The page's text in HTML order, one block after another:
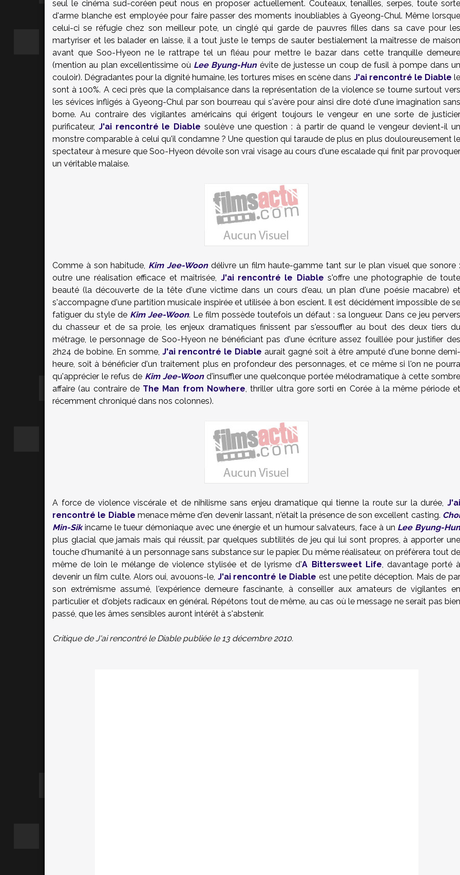
seul le cinéma sud-coréen peut nous en proposer actuellement. Couteaux, tenailles, serpes, toute sorte
d'arme blanche est employée pour faire passer des moments inoubliables à Gyeong-Chul. Même lorsque
celui-ci se réfugie chez son meilleur pote, un cinglé qui garde de pauvres filles dans sa cave pour les
martyriser et les balader en laisse, il a tout juste le temps de sauter bestialement la maîtresse de maison
avant que Soo-Hyeon ne le rattrape tel un fléau pour mettre le bazar dans cette tranquille demeure
(mention au plan excellentissime où Lee Byung-Hunévite de justesse un coup de fusil à pompe dans un
couloir). Dégradantes pour la dignité humaine, les tortures mises en scène dans J'ai rencontré le Diable le
sont à 100%. A ceci près que la complaisance dans la représentation de la violence se tourne surtout vers
les sévices infligés à Gyeong-Chul par son bourreau qui s'avère pour ainsi dire doté d'une imagination sans
borne. Au contraire des vigilantes américains qui érigent toujours le vengeur en une sorte de justicier
purificateur, J'ai rencontré le Diable soulève une question : à partir de quand le vengeur devient-il un
monstre comparable à celui qu'il condamne ? Une question qui taraude de plus en plus douloureusement le
spectateur à mesure que Soo-Hyeon dévoile son vrai visage au cours d'une escalade qui finit par provoquer
un véritable malaise.
Comme à son habitude, Kim Jee-Woondélivre un film haute-gamme tant sur le plan visuel que sonore :
outre une réalisation efficace et maîtrisée, J'ai rencontré le Diable s'offre une photographie de toute
beauté (la découverte de la tête d'une victime dans un cours d'eau, un plan d'une poésie macabre) et
s'accompagne d'une partition musicale inspirée et utilisée à bon escient. Il est décidément impossible de se
fatiguer du style de Kim Jee-Woon. Le film possède toutefois un défaut : sa longueur. Dans ce jeu pervers
du chasseur et de sa proie, les enjeux dramatiques finissent par s'essouffler au bout des deux tiers du
métrage, le personnage de Soo-Hyeon ne bénéficiant pas d'une écriture assez fouillée pour justifier des
2h24 de bobine. En somme, J'ai rencontré le Diable aurait gagné soit à être amputé d'une bonne demi-
heure, soit à bénéficier d'un traitement plus en profondeur des personnages, et ce même si l'on ne pourra
qu'apprécier le refus de Kim Jee-Woond'insuffler une quelconque portée mélodramatique à cette sombre
affaire (au contraire de The Man from Nowhere, thriller ultra gore sorti en Corée à la même période et
récemment chroniqué dans nos colonnes).
A force de violence viscérale et de nihilisme sans enjeu dramatique qui tienne la route sur la durée, J'ai
rencontré le Diable menace même d'en devenir lassant, n'était la présence de son excellent casting.
Min-Sikincarne le tueur démoniaque avec une énergie et un humour salvateurs, face à un Lee Byung-Hun
plus glacial que jamais mais qui réussit, par quelques subtilités de jeu qui lui sont propres, à apporter une
touche d'humanité à un personnage sans substance sur le papier. Du même réalisateur, on préfèrera tout de
même de loin le mélange de violence stylisée et de lyrisme d'A Bittersweet Life, davantage porté à
devenir un film culte. Alors oui, avouons-le, J'ai rencontré le Diable est une petite déception. Mais de par
son extrémisme assumé, l'expérience demeure fascinante, à conseiller aux amateurs de vigilantes en
particulier et d'objets radicaux en général. Répétons tout de même, au cas où le message ne serait pas bien
passé, que les âmes sensibles auront intérêt à s'abstenir.
Critique de J'ai rencontré le Diable publiée le 13 décembre 2010.